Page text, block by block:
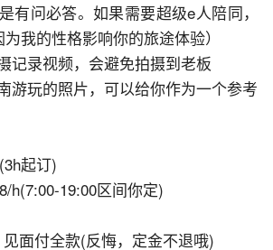
问必答。如果需要超级e人陪同，
我的性格影响你的旅途体验）
录视频，会避免拍摄到老板
玩的照片，可以给你作为一个参考
起订)
19:00区间你定)
面付全款(反悔，定金不退哦)